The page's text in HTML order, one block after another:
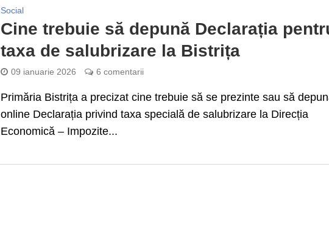
Social
Cine trebuie să depună Declarația
taxa de salubrizare la Bistrița
09 ianuarie 2026 6 comentarii
Primăria Bistrița a precizat cine trebuie să se prezinte sau să
online Declarația privind taxa specială de salubrizare la Direcția
Economică – Impozite...